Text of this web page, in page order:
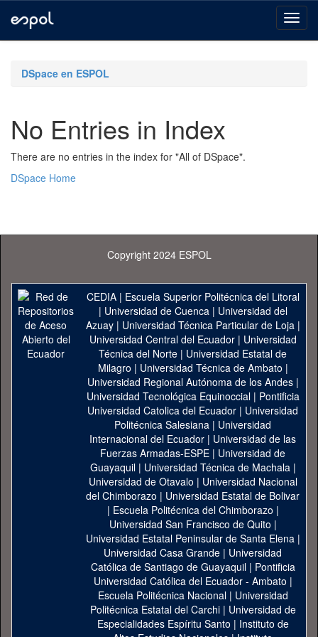
navigationDSpace en ESPOL
No Entries in Index
There are no entries in the index for "All of DSpace".
DSpace Home
Copyright 2024 ESPOL
CEDIA| Escuela Superior Politécnica del Litoral
| Universidad de Cuenca| Universidad del
Azuay| Universidad Técnica Particular de Loja|
Universidad Central del Ecuador| Universidad
Técnica del Norte | Universidad Estatal de
Milagro | Universidad Técnica de Ambato |
Universidad Regional Autónoma de los Andes|
Universidad Tecnológica Equinoccial| Pontificia
Universidad Catolica del Ecuador | Universidad
Politécnica Salesiana | Universidad
Internacional del Ecuador | Universidad de las
Fuerzas Armadas-ESPE | Universidad de
Guayaquil| Universidad Técnica de Machala|
Universidad de Otavalo | Universidad Nacional
del Chimborazo | Universidad Estatal de Bolivar
| Escuela Politécnica del Chimborazo |
Universidad San Francisco de Quito |
Universidad Estatal Peninsular de Santa Elena|
Universidad Casa Grande | Universidad
Católica de Santiago de Guayaquil| Pontificia
Universidad Católica del Ecuador - Ambato |
Escuela Politécnica Nacional| Universidad
Politécnica Estatal del Carchi| Universidad de
Especialidades Espíritu Santo | Instituto de